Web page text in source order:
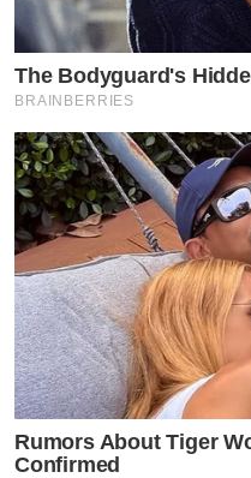
The Bodyguard's
BRAINBERRIES
Rumors About Tiger
Confirmed